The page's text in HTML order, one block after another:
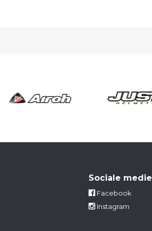
Sociale
Facebook
Instagram